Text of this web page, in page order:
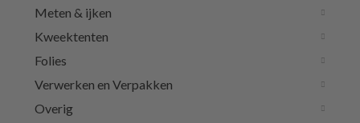
Meten & ijken
Kweektenten
Folies
Verwerken en Verpakken
Overig